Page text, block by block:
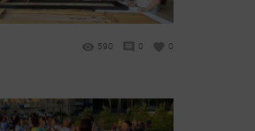
590 0 0